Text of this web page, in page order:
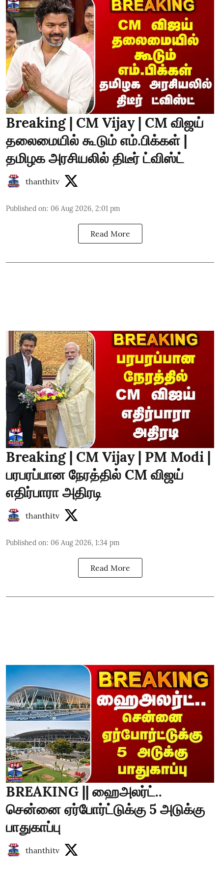
Breaking | CM Vijay | CM விஜய்
தலைமையில் கூடும் எம்.பிக்கள் |
தமிழக அரசியலில் திடீர் ட்விஸ்ட்
thanthitv
Published on: 06 Aug 2026, 2:01 pm
Read More
Breaking | CM Vijay | PM Modi |
பரபரப்பான நேரத்தில் CM விஜய்
எதிர்பாரா அதிரடி
thanthitv
Published on: 06 Aug 2026, 1:34 pm
Read More
BREAKING || ஹைஅலர்ட்..
சென்னை ஏர்போர்ட்டுக்கு 5 அடுக்கு
பாதுகாப்பு
thanthitv